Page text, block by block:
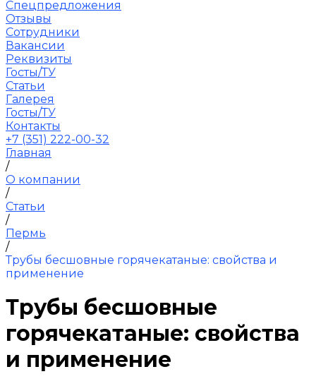
Спецпредложения
Отзывы
Сотрудники
Вакансии
Реквизиты
Госты/ТУ
Статьи
Галерея
Госты/ТУ
Контакты
+7 (351) 222-00-32
Главная
/
О компании
/
Статьи
/
Пермь
/
Трубы бесшовные горячекатаные: свойства и
применение
Трубы бесшовные
горячекатаные: свойства
и применение